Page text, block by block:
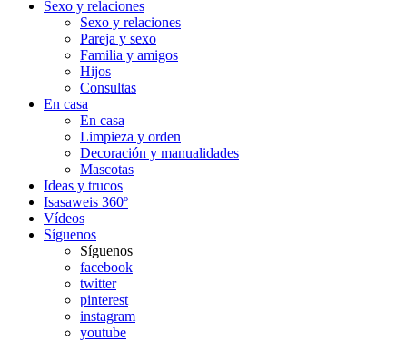
Sexo y relaciones
Sexo y relaciones
Pareja y sexo
Familia y amigos
Hijos
Consultas
En casa
En casa
Limpieza y orden
Decoración y manualidades
Mascotas
Ideas y trucos
Isasaweis 360º
Vídeos
Síguenos
Síguenos
facebook
twitter
pinterest
instagram
youtube